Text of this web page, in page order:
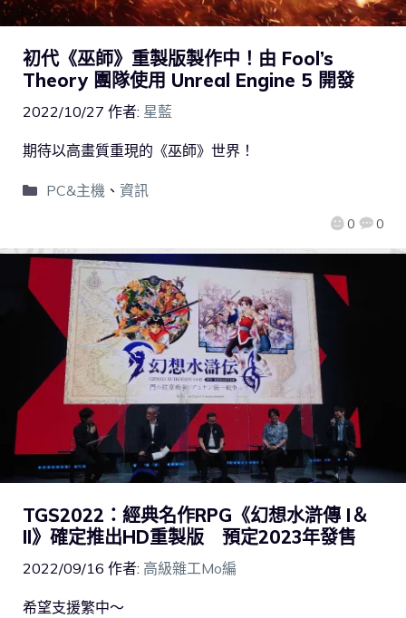
初代《巫師》重製版製作中！由 Fool’s
Theory 團隊使用 Unreal Engine 5 開發
2022/10/27 作者: 星藍
0 0
期待以高畫質重現的《巫師》世界！
PC&主機、 資訊
TGS2022：經典名作RPG《幻想水滸傳 I＆
II》確定推出HD重製版 預定2023年發售
2022/09/16 作者: 高級雜工Mo編
希望支援繁中～